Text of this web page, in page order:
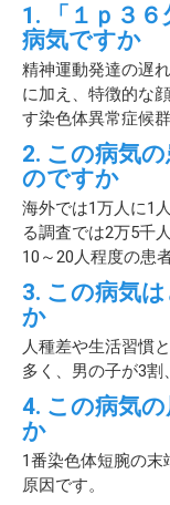
1. 「１ｐ３
病気ですか
精神運動発達の遅
に加え、特徴的な
す染色体異常症候
2. この病気
のですか
海外では1万人に1
る調査では2万5千
10～20人程度の患
3. この病気
か
人種差や生活習慣
多く、男の子が3割
4. この病気
か
1番染色体短腕の末
原因です。